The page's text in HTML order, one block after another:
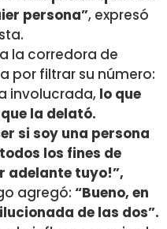
persona”, expresó
la corredora de
por filtrar su número:
involucrada, lo que
la delató.
si soy una persona
los fines de
adelante tuyo!”,
agregó: “Bueno, en
de las dos”.